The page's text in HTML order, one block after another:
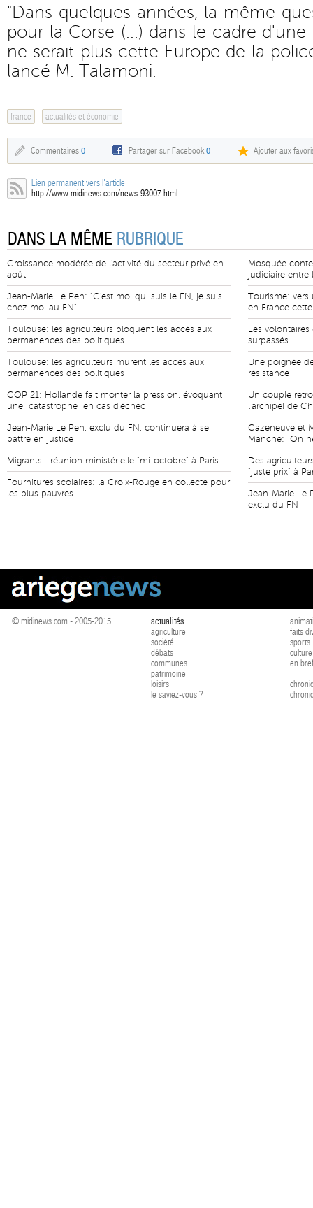
"Dans quelques années, la même
pour la Corse (...) dans le cadre
ne serait plus cette Europe de la
lancé M. Talamoni.
france actualités et économie
Commentaires 0 Partager sur Facebook0 Ajouter aux
Lien permanent vers l'article:
http://www.midinews.com/news-93007.html
DANS LA MÊME RUBRIQUE
Croissance modérée de l'activité du secteur privé en
août
Jean-Marie Le Pen: "C'est moi qui suis le FN, je suis
chez moi au FN"
Toulouse: les agriculteurs bloquent les accès aux
permanences des politiques
Toulouse: les agriculteurs murent les accès aux
permanences des politiques
COP 21: Hollande fait monter la pression, évoquant
une "catastrophe" en cas d'échec
Jean-Marie Le Pen, exclu du FN, continuera à se
battre en justice
Migrants : réunion ministérielle "mi-octobre" à Paris
Fournitures scolaires: la Croix-Rouge en collecte pour
les plus pauvres
Mosquée
judiciaire entre
Tourisme:
en France
Les
surpassés
Une poignée
résistance
Un couple
l'archipel de
Cazeneuve et
Manche: "On
Des
"juste prix" à
Jean-Marie Le
exclu du FN
© midinews.com - 2005-2015
actualités
agriculture
société
débats
communes
patrimoine
loisirs
le saviez-vous ?
faits
sports
culture
en bref